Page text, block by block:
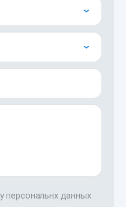
персональнх данных